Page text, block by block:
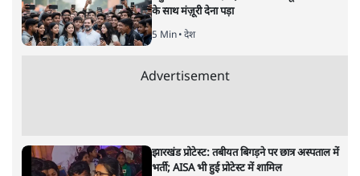
के साथ मंज़ूरी देना पड़ा
5 Min• देश
Advertisement
झारखंड प्रोटेस्ट: तबीयत बिगड़ने पर छात्र अस्पताल में
भर्ती; AISA भी हुई प्रोटेस्ट में शामिल